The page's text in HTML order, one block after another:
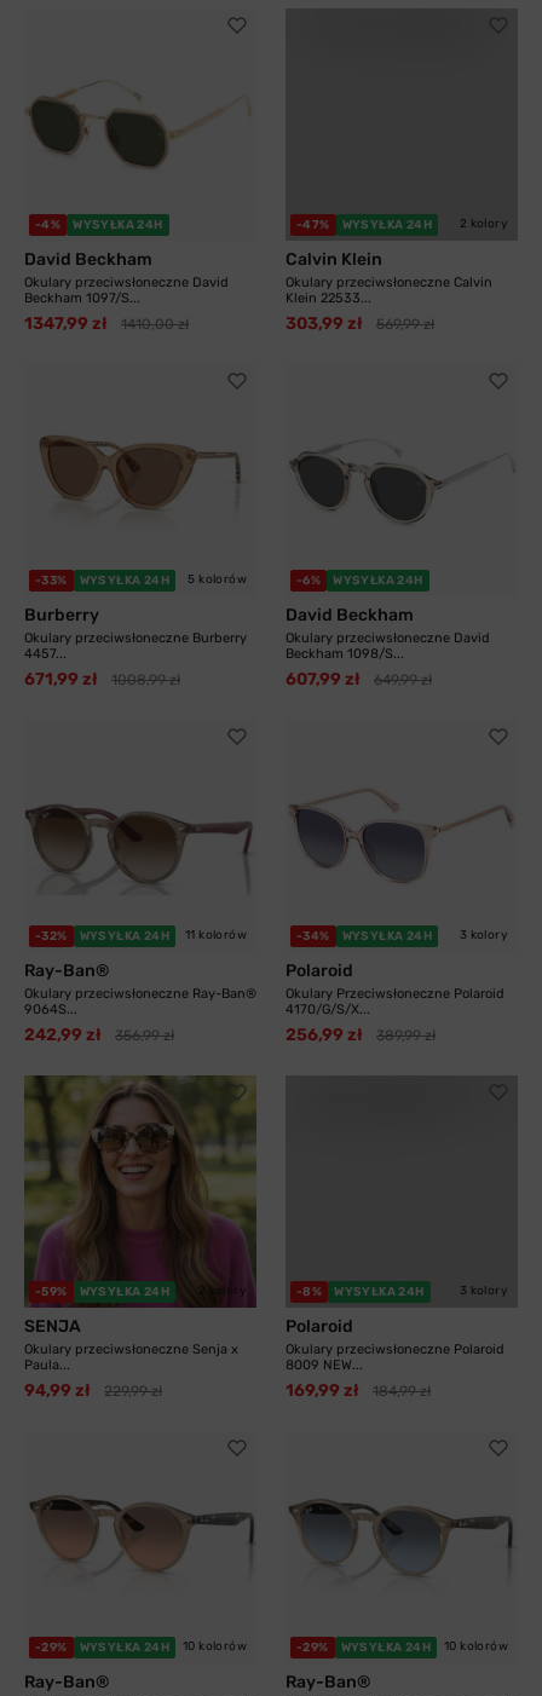
-4% WYSYŁKA 24H
David Beckham
Okulary przeciwsłoneczne David
Beckham 1097/S...
1347,99 zł 1410,00 zł
-47% WYSYŁKA 24H 2 kolory
Calvin Klein
Okulary przeciwsłoneczne Calvin
Klein 22533...
303,99 zł 569,99 zł
-33% WYSYŁKA 24H 5 kolorów
Burberry
Okulary przeciwsłoneczne Burberry
4457...
671,99 zł 1008,99 zł
-6% WYSYŁKA 24H
David Beckham
Okulary przeciwsłoneczne David
Beckham 1098/S...
607,99 zł 649,99 zł
-32% WYSYŁKA 24H 11 kolorów
Ray-Ban®
Okulary przeciwsłoneczne Ray-Ban®
9064S...
242,99 zł 356,99 zł
-34% WYSYŁKA 24H 3 kolory
Polaroid
Okulary Przeciwsłoneczne Polaroid
4170/G/S/X...
256,99 zł 389,99 zł
-59% WYSYŁKA 24H 2 kolory
SENJA
Okulary przeciwsłoneczne Senja x
Paula...
94,99 zł 229,99 zł
-8% WYSYŁKA 24H 3 kolory
Polaroid
Okulary przeciwsłoneczne Polaroid
8009 NEW...
169,99 zł 184,99 zł
-29% WYSYŁKA 24H 10 kolorów
Ray-Ban®
-29% WYSYŁKA 24H 10 kolorów
Ray-Ban®